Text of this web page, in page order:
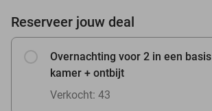
Reserveer jouw deal
Overnachting voor 2 in een basis
kamer + ontbijt
Verkocht: 43